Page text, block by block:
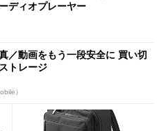
ディオプレーヤー
／動画をもう一段安全に 買い切
トレージ
）